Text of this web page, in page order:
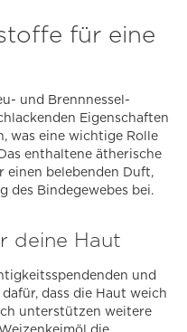
für eine
und Brennnessel-
Eigenschaften
was eine wichtige Rolle
enthaltene ätherische
belebenden Duft,
des Bindegewebes bei.
deine Haut
und
dass die Haut weich
unterstützen weitere